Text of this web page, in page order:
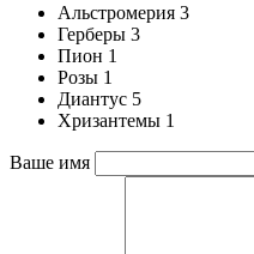
Альстромерия 3
Герберы 3
Пион 1
Розы 1
Диантус 5
Хризантемы 1
Ваше имя